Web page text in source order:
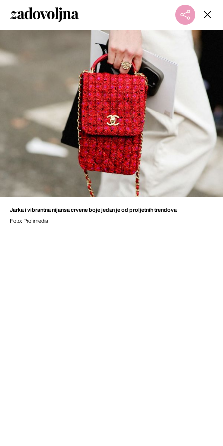
Jarka i vibrantna nijansa crvene boje jedan je od proljetnih trendova
Foto: Profimedia